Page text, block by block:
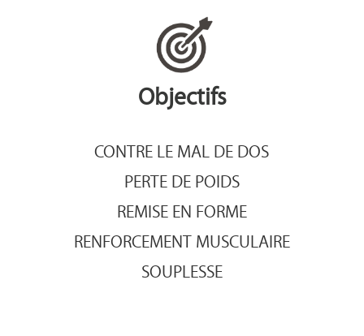
Objectifs
CONTRE LE MAL DE DOS
PERTE DE POIDS
REMISE EN FORME
RENFORCEMENT MUSCULAIRE
SOUPLESSE